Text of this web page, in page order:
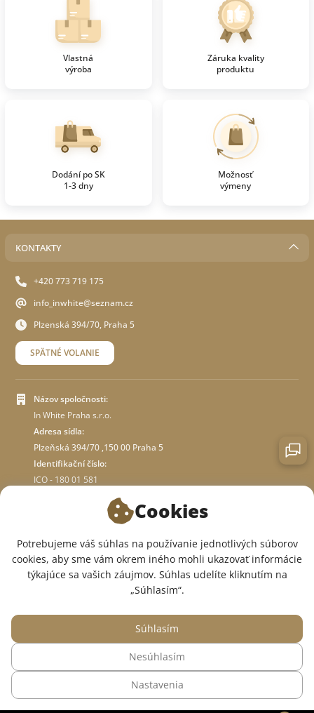
Vlastná
výroba
Záruka kvality
produktu
Dodání po SK
1-3 dny
Možnosť
výmeny
KONTAKTY
+420 773 719 175
info_inwhite@seznam.cz
Plzenská 394/70, Praha 5
SPÄTNÉ VOLANIE
Názov spoločnosti:
In White Praha s.r.o.
Adresa sídla:
Plzeňská 394/70 ,150 00 Praha 5
Identifikační číslo:
ICO - 180 01 581
O OBCHODE
SME V SOCIÁLNYCH SIEŤACH:
© 2015 — 2026, Internetový obchod so zdravotným oblečením InWhite.
Web vytvorilSago Group
Cookies
Potrebujeme váš súhlas na používanie jednotlivých súborov
cookies, aby sme vám okrem iného mohli ukazovať informácie
týkajúce sa vašich záujmov. Súhlas udelíte kliknutím na
„Súhlasím“.
Nastavenia
Nesúhlasím
Súhlasím